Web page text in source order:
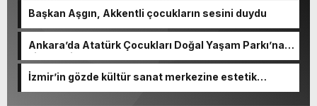
Başkan Aşgın, Akkentli çocukların sesini duydu
Ankara’da Atatürk Çocukları Doğal Yaşam Parkı’na
ziyaretçi akını
İzmir’in gözde kültür sanat merkezine estetik